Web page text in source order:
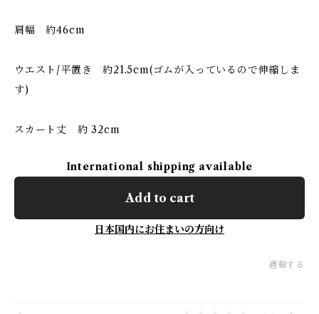
肩幅 約46cm
ウエスト/平置き 約21.5cm(ゴムが入っているので伸縮しま
す)
スカート丈 約 32cm
International shipping available
Add to cart
日本国内にお住まいの方向け
通報する